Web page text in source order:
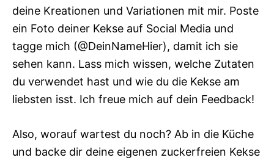
deine Kreationen und Variationen mit mir. Poste
ein Foto deiner Kekse auf Social Media und
tagge mich (@DeinNameHier), damit ich sie
sehen kann. Lass mich wissen, welche Zutaten
du verwendet hast und wie du die Kekse am
liebsten isst. Ich freue mich auf dein Feedback!
Also, worauf wartest du noch? Ab in die Küche
und backe dir deine eigenen zuckerfreien Kekse